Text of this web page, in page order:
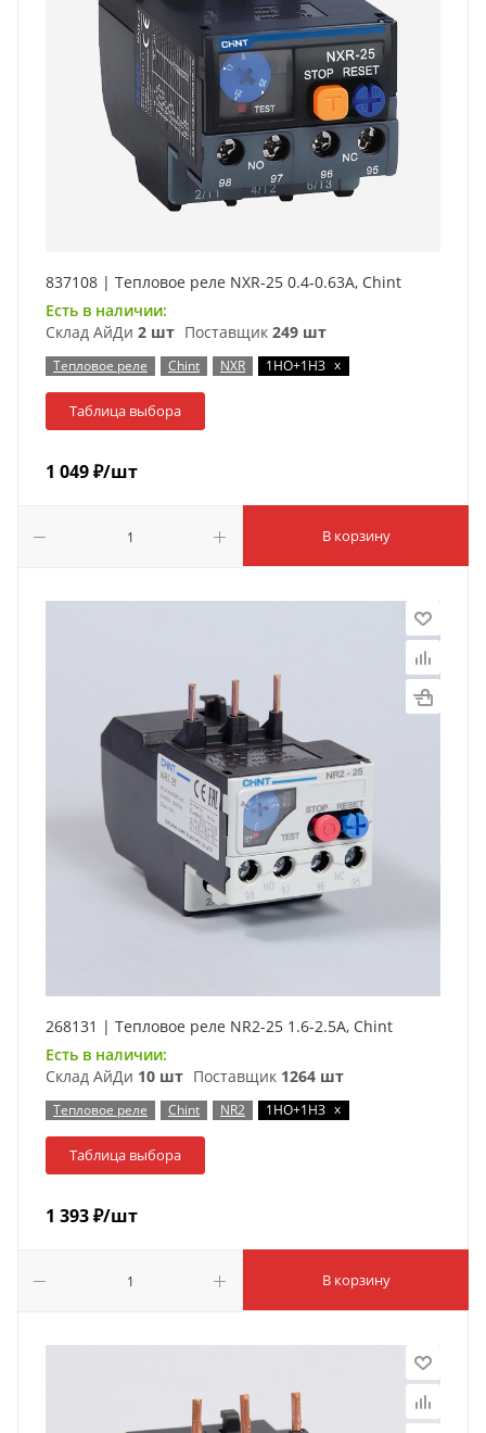
837108 | Тепловое реле NXR-25 0.4-0.63А, Chint
Есть в наличии:
Склад АйДи 2 шт Поставщик 249 шт
Тепловое реле Chint NXR 1НО+1НЗ x
Таблица выбора
1 049₽/шт
В корзину
268131 | Тепловое реле NR2-25 1.6-2.5А, Chint
Есть в наличии:
Склад АйДи 10 шт Поставщик 1264 шт
Тепловое реле Chint NR2 1НО+1НЗ x
Таблица выбора
1 393₽/шт
В корзину